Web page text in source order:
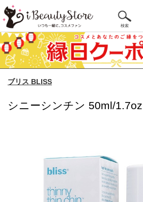
検索
ブリス BLISS
シニーシンチン 50ml/